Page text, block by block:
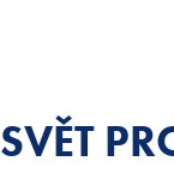
SVĚT
SVĚT